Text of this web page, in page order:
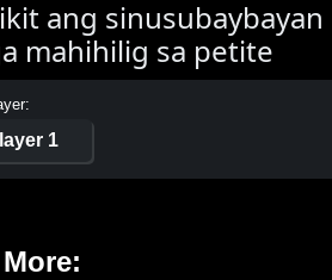
ang sinusubaybayan
mahihilig sa petite
1